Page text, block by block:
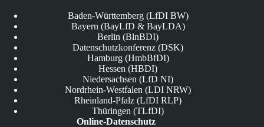
Baden-Württemberg (LfDI BW)
Bayern (BayLfD & BayLDA)
Berlin (BlnBDI)
Datenschutzkonferenz (DSK)
Hamburg (HmbBfDI)
Hessen (HBDI)
Niedersachsen (LfD NI)
Nordrhein-Westfalen (LDI NRW)
Rheinland-Pfalz (LfDI RLP)
Thüringen (TLfDI)
Online-Datenschutz